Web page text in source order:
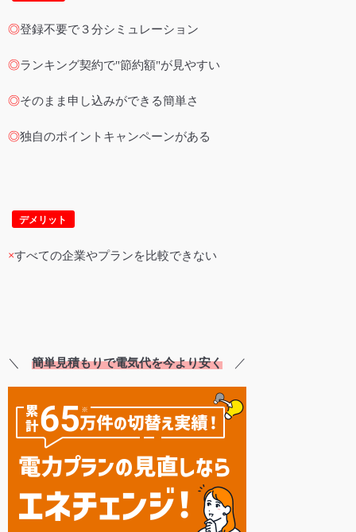
◎登録不要で３分シミュレーション
◎ランキング契約で"節約額"が見やすい
◎そのまま申し込みができる簡単さ
◎独自のポイントキャンペーンがある
デメリット
×すべての企業やプランを比較できない
＼ 簡単見積もりで電気代を今より安く ／